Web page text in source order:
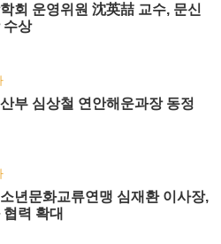
회 운영위원 沈英喆 교수, 문신
수상
부 심상철 연안해운과장 동정
년문화교류연맹 심재환 이사장,
력 확대